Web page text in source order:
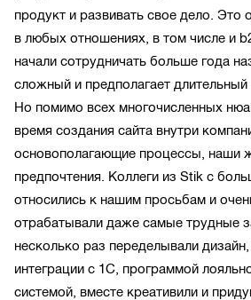
продукт и развивать свое дело. Это
в любых отношениях, в том числе и
начали сотрудничать больше года
сложный и предполагает длительный
Но помимо всех многочисленных
время создания сайта внутри
основополагающие процессы, наши
предпочтения. Коллеги из Stik с
относились к нашим просьбам и
отрабатывали даже самые трудные
несколько раз переделывали
интеграции с 1С, программой
системой, вместе креативили и